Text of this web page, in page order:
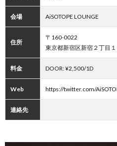
会場 AiSOTOPE LOUNGE
住所
〒160-0022
東京都新宿区新宿２丁目
料金 DOOR: ¥2,500/1D
Web https://twitter.com/
連絡先